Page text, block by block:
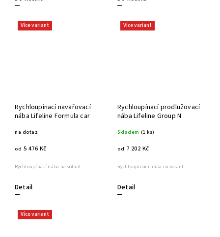
Více variant
Rychloupínací navařovací
nába Lifeline Formula car
na dotaz
od 5 476 Kč
Detail
Rychloupínací nába na volant
Více variant
Rychloupínací prodlužovací
nába Lifeline Group N
Skladem (1 ks)
od 7 202 Kč
Detail
Rychloupínací nába na volant
Více variant